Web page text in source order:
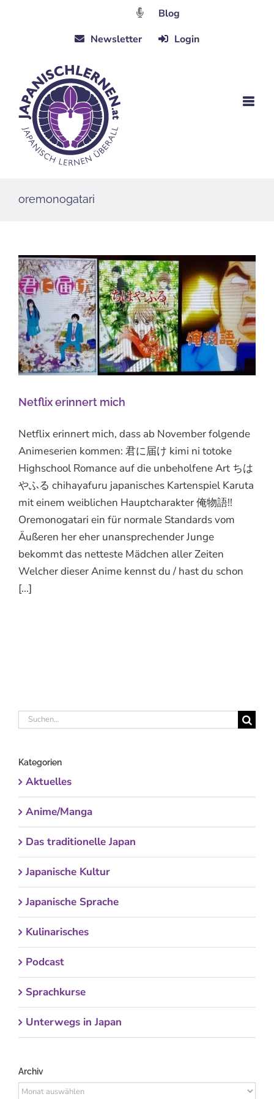
Blog
Newsletter
Login
oremonogatari
Netflix erinnert mich
Netflix erinnert mich, dass ab November folgende
Animeserien kommen: 君に届け kimi ni totoke
Highschool Romance auf die unbeholfene Art ちは
やふる chihayafuru japanisches Kartenspiel Karuta
mit einem weiblichen Hauptcharakter 俺物語!!
Oremonogatari ein für normale Standards vom
Äußeren her eher unansprechender Junge
bekommt das netteste Mädchen aller Zeiten
Welcher dieser Anime kennst du / hast du schon
[...]
Suche
Kategorien
Aktuelles
Anime/Manga
Das traditionelle Japan
Japanische Kultur
Japanische Sprache
Kulinarisches
Podcast
Sprachkurse
Unterwegs in Japan
Archiv
Archiv